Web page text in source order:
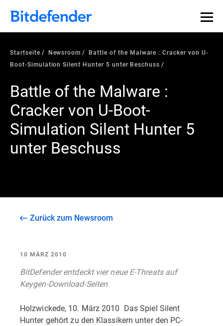
Startseite Newsroom
Battle of the Malware : Cracker von U-
Boot-Simulation Silent Hunter 5 unter Beschuss
Battle of the Malware :
Cracker von U-Boot-
Simulation Silent Hunter 5
unter Beschuss
Zurück zum Newsroom
10 MÄRZ 2010
BitDefender entdeckt vier neue E-Threats auf
Keygen-Download-Seiten
Holzwickede, 10. März 2010  Das Spiel Silent
Hunter gehört zu den Klassikern unter den PC-